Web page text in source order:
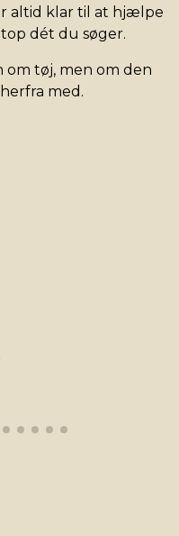
altid klar til at hjælpe
dét du søger.
om tøj, men om den
med.